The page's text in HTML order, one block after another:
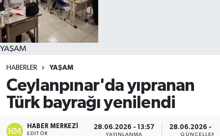
YAŞAM
HABERLER YAŞAM
Ceylanpınar'da yıpranan
Türk bayrağı yenilendi
HABER MERKEZI
EDITÖR
28.06.2026 - 13:57
YAYINLANMA
28.06.2026 -
GÜNCELLEME